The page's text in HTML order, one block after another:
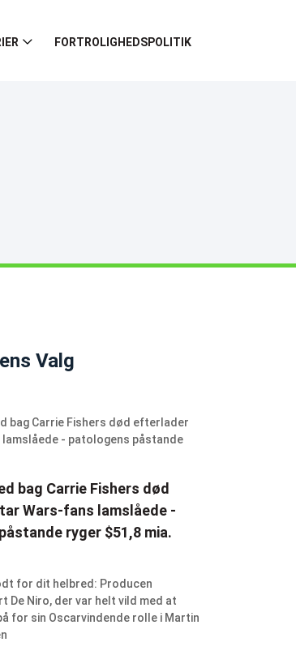
FORTROLIGHEDSPOLITIK
Valg
bag Carrie Fishers død
Wars-fans lamslåede -
ryger $51,8 mia.